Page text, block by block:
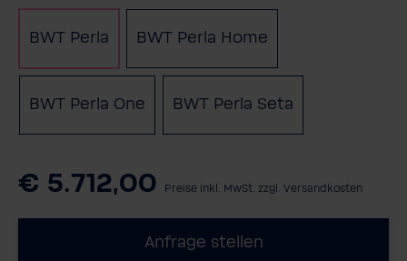
BWT Perla BWT Perla Home
BWT Perla One BWT Perla Seta
€ 5.712,00 Preise inkl. MwSt. zzgl. Versandkosten
Anfrage stellen